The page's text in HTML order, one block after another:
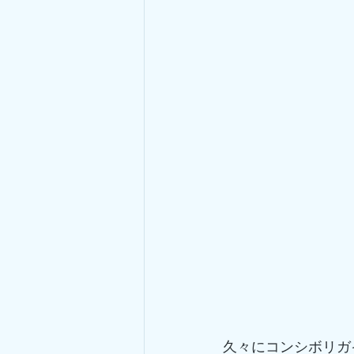
久々にコンシボリ